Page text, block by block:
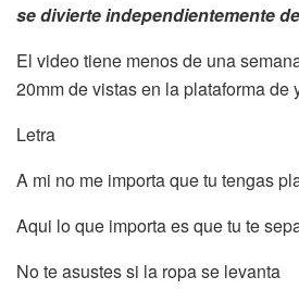
se divierte independientemente
El video tiene menos de una
20mm de vistas en la plataforma de
Letra
A mi no me importa que tu tengas
Aqui lo que importa es que tu te
No te asustes si la ropa se levanta